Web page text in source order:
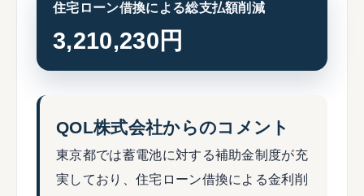
住宅ローン借換による総支払額削減
3,210,230円
QOL株式会社からのコメント
東京都では蓄電池に対する補助金制度が充
実しており、住宅ローン借換による金利削